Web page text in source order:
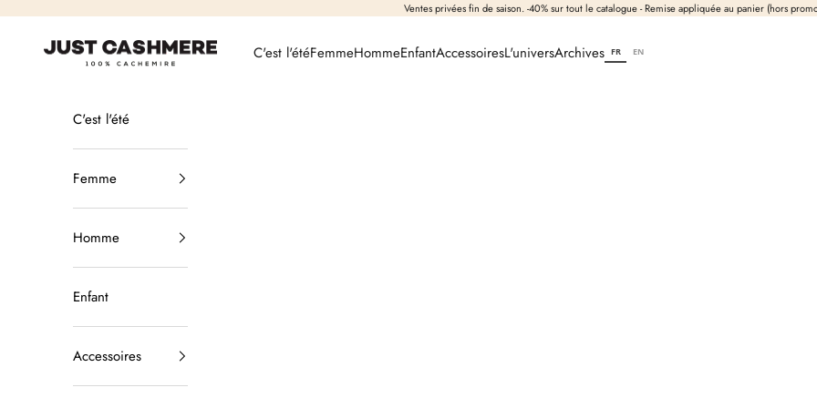
Ventes privées fin de saison. -40% sur tout le catalogue - Remise appliquée au panier (hors
Just Cashmere C'est l'étéFemmeHommeEnfantAccessoiresL'universArchives FR EN
C'est l'été
Femme
Homme
Enfant
Accessoires